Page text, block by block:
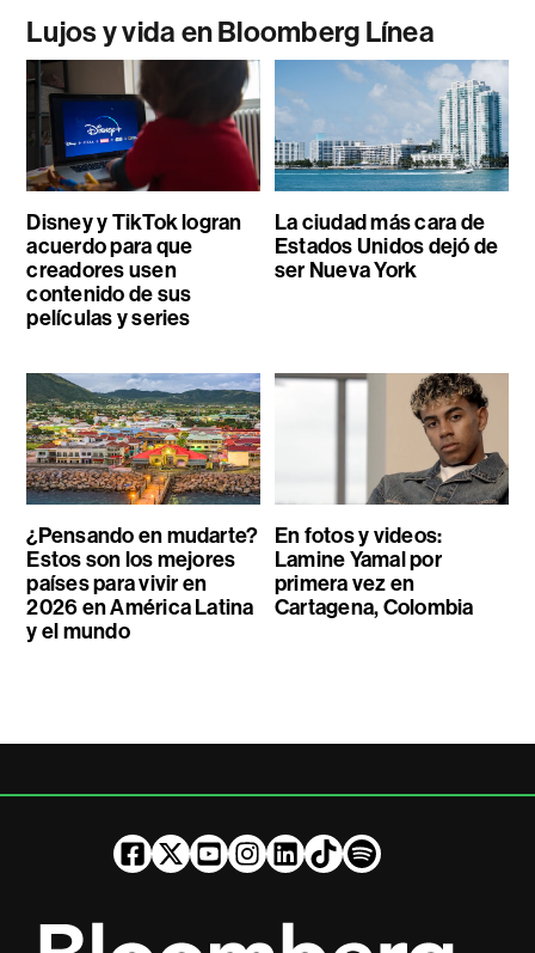
Lujos y vida en Bloomberg Línea
Disney y TikTok logran
acuerdo para que
creadores usen
contenido de sus
películas y series
La ciudad más cara de
Estados Unidos dejó de
ser Nueva York
¿Pensando en mudarte?
Estos son los mejores
países para vivir en
2026 en América Latina
y el mundo
En fotos y videos:
Lamine Yamal por
primera vez en
Cartagena, Colombia